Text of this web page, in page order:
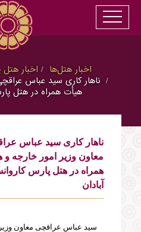
اخبار هتل‌ها
اخبار هتل
ناهار کاری سید عباس
هیأت همراه در هتل
ناهار کاری سید عباس
معاون وزیر امور خارجه و
همراه در هتل پارس
آبادان
سید عباس عراقچی معاون